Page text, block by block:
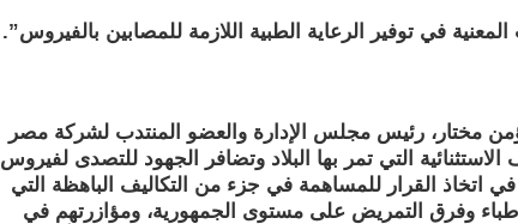
في توفير الرعاية الطبية اللازمة للمصابين بالفيروس”.
مختار، رئيس مجلس الإدارة والعضو المنتدب لشركة مصر
التي تمر بها البلاد وتضافر الجهود للتصدى لفيروس
في اتخاذ القرار للمساهمة في جزء من التكاليف الباهظة التي
وفرق التمريض على مستوى الجمهورية، ومؤازرتهم في